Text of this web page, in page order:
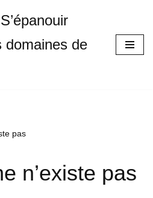
domaines de
pas
n’existe pas